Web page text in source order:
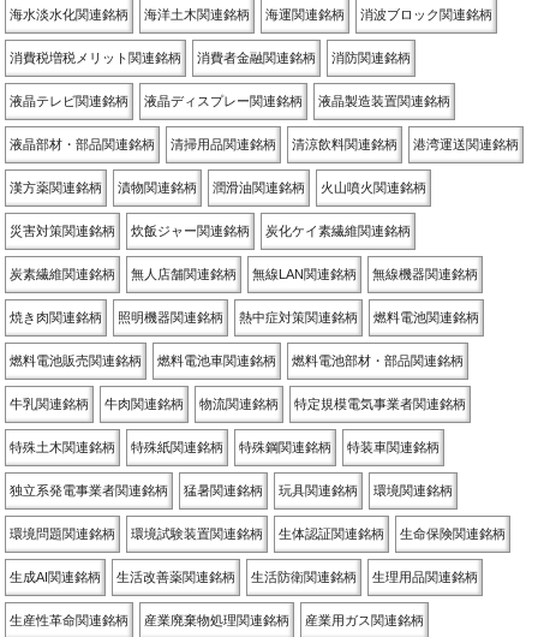
海水淡水化関連銘柄 海洋土木関連銘柄 海運関連銘柄 消波ブロック関連銘柄
消費税増税メリット関連銘柄 消費者金融関連銘柄 消防関連銘柄
液晶テレビ関連銘柄 液晶ディスプレー関連銘柄 液晶製造装置関連銘柄
液晶部材・部品関連銘柄 清掃用品関連銘柄 清涼飲料関連銘柄 港湾運送関連銘柄
漢方薬関連銘柄 漬物関連銘柄 潤滑油関連銘柄 火山噴火関連銘柄
災害対策関連銘柄 炊飯ジャー関連銘柄 炭化ケイ素繊維関連銘柄
炭素繊維関連銘柄 無人店舗関連銘柄 無線LAN関連銘柄 無線機器関連銘柄
焼き肉関連銘柄 照明機器関連銘柄 熱中症対策関連銘柄 燃料電池関連銘柄
燃料電池販売関連銘柄 燃料電池車関連銘柄 燃料電池部材・部品関連銘柄
牛乳関連銘柄 牛肉関連銘柄 物流関連銘柄 特定規模電気事業者関連銘柄
特殊土木関連銘柄 特殊紙関連銘柄 特殊鋼関連銘柄 特装車関連銘柄
独立系発電事業者関連銘柄 猛暑関連銘柄 玩具関連銘柄 環境関連銘柄
環境問題関連銘柄 環境試験装置関連銘柄 生体認証関連銘柄 生命保険関連銘柄
生成AI関連銘柄 生活改善薬関連銘柄 生活防衛関連銘柄 生理用品関連銘柄
生産性革命関連銘柄 産業廃棄物処理関連銘柄 産業用ガス関連銘柄